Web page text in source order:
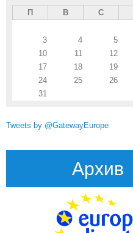
П В С
3
4 5
10
11 12
17
18 19
24
25 26
31
Tweets by @GatewayEurope
Архив